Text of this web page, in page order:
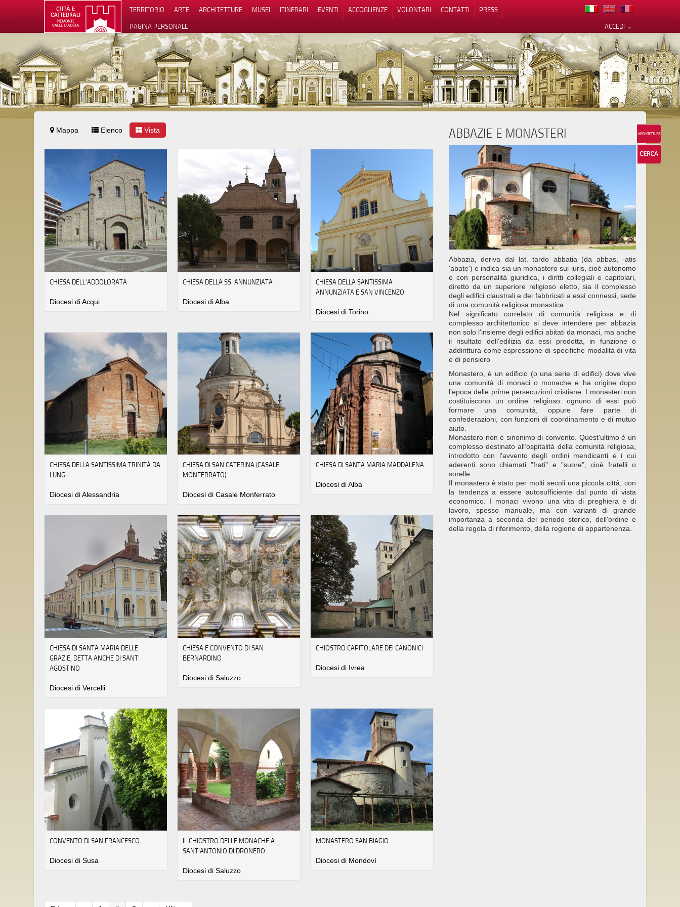
TERRITORIO ARTE ARCHITETTURE MUSEI ITINERARI EVENTI ACCOGLIENZE VOLONTARI CONTATTI
PRESS
ACCEDI
PAGINA PERSONALE
Mappa Elenco Vista
CHIESA DELL'ADDOLORATA
Diocesi di Acqui
CHIESA DELLA SS. ANNUNZIATA
Diocesi di Alba
CHIESA DELLA SANTISSIMA
ANNUNZIATA E SAN VINCENZO
Diocesi di Torino
CHIESA DELLA SANTISSIMA TRINITÀ DA
LUNGI
Diocesi di Alessandria
CHIESA DI SAN CATERINA (CASALE
MONFERRATO)
Diocesi di Casale Monferrato
CHIESA DI SANTA MARIA MADDALENA
Diocesi di Alba
CHIESA DI SANTA MARIA DELLE
GRAZIE, DETTA ANCHE DI SANT'
AGOSTINO
Diocesi di Vercelli
CHIESA E CONVENTO DI SAN
BERNARDINO
Diocesi di Saluzzo
CHIOSTRO CAPITOLARE DEI CANONICI
Diocesi di Ivrea
CONVENTO DI SAN FRANCESCO
Diocesi di Susa
IL CHIOSTRO DELLE MONACHE A
SANT'ANTONIO DI DRONERO
Diocesi di Saluzzo
MONASTERO SAN BIAGIO
Diocesi di Mondovì
ABBAZIE E MONASTERI
Abbazia, deriva dal lat. tardo abbatia (da abbas, -atis
'abate') e indica sia un monastero sui iuris, cioè autonomo
e con personalità giuridica, i diritti collegiali e capitolari,
diretto da un superiore religioso eletto, sia il complesso
degli edifici claustrali e dei fabbricati a essi connessi, sede
di una comunità religiosa monastica.
Nel significato correlato di comunità religiosa e di
complesso architettonico si deve intendere per abbazia
non solo l'insieme degli edifici abitati da monaci, ma anche
il risultato dell'edilizia da essi prodotta, in funzione o
addirittura come espressione di specifiche modalità di vita
e di pensiero
Monastero, è un edificio (o una serie di edifici) dove vive
una comunità di monaci o monache e ha origine dopo
l’epoca delle prime persecuzioni cristiane. I monasteri non
costituiscono un ordine religioso: ognuno di essi può
formare una comunità, oppure fare parte di
confederazioni, con funzioni di coordinamento e di mutuo
aiuto.
Monastero non è sinonimo di convento. Quest'ultimo è un
complesso destinato all’ospitalità della comunità religiosa,
introdotto con l'avvento degli ordini mendicanti e i cui
aderenti sono chiamati "frati" e "suore", cioè fratelli o
sorelle.
Il monastero è stato per molti secoli una piccola città, con
la tendenza a essere autosufficiente dal punto di vista
economico. I monaci vivono una vita di preghiera e di
lavoro, spesso manuale, ma con varianti di grande
importanza a seconda del periodo storico, dell'ordine e
della regola di riferimento, della regione di appartenenza.
Le tue preferenze relative alla privacy